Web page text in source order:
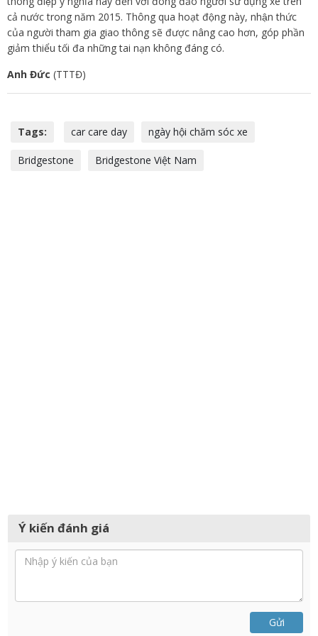
cả nước trong năm 2015. Thông qua hoạt động này, nhận thức
của người tham gia giao thông sẽ được nâng cao hơn, góp phần
giảm thiểu tối đa những tai nạn không đáng có.
Anh Đức (TTTĐ)
Tags: car care day ngày hội chăm sóc xe
Bridgestone Bridgestone Việt Nam
Ý kiến đánh giá
Gửi